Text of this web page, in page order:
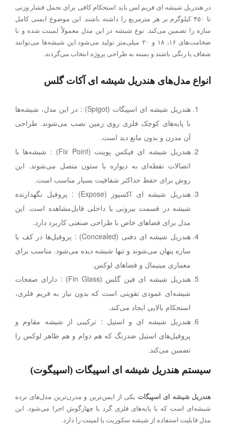
در هندریل شیشه ای فریم لس باید استحکام کافی برای تحمل فشار وزنی
تا ۴۵۰ کیلوگرم بر هر مترمربع را داشته باشند. این موضوع ایمنی کامل
سازه را تضمین می‌کند. نوع شیشه در این مدل معمولاً لمینت شده و با
ضخامت‌های ۱۶، ۱۸ و ۲۰ میلی‌متر تولید می‌شود.این شیشه‌ها می‌توانند
شفاف یا رنگی باشند و بسته به طراحی پروژه انتخاب می‌گردند.
انواع مدل‌های هندریل شیشه ای آکات گلس
هندریل شیشه ای اسپیگات (Spigot) : در این مدل، شیشه‌ها
با پایه‌های کوچک فلزی روی زمین نصب می‌شوند. طراحی
آن مدرن و بدون مانع دید است.
هندریل شیشه ای فیکس پوینت (Fix Point) : شیشه‌ها با
اتصالات نقطه‌ای به دیواره یا ستون متصل می‌شوند. این
روش برای حفظ حداکثر شفافیت بسیار مناسب است.
هندریل شیشه ای اکسپوز (Expose) : پروفیل نگهدارنده
شیشه در قسمت بیرونی یا داخلی قابل‌مشاهده است. این
مدل برای فضاهای خاص با طراحی صنعتی کاربرد دارد.
هندریل شیشه ای دفنی (Concealed) : پروفیل‌ها در کف یا
سازه پنهان می‌شوند و تنها شیشه دیده می‌شود. مناسب برای
معماری مینیمال و فضاهای لوکس.
هندریل شیشه ای فین گلس (Fin Glass) : دارای صفحات
شیشه‌ای عمودی تقویتی است که بدون نیاز به فریم فلزی،
استحکام بالایی ایجاد می‌کند.
هندریل شیشه ای و استیل : ترکیبی از شیشه مقاوم و
پروفیل‌های استیل ضدزنگ که هم دوام و هم ظاهر لوکس را
تضمین می‌کند.
سیستم هندریل شیشه ای اسپیگات (اسپیگوت)
هندریل شیشه ای اسپیگات یکی از ایمن‌ترین و مدرن‌ترین مدل‌های نرده
شیشه‌ای است که با پایه‌های فلزی گرد یا چهارگوش اجرا می‌شود. این
مدل قابلیت استفاده از شیشه سکوریت یا لمینت را دارد.